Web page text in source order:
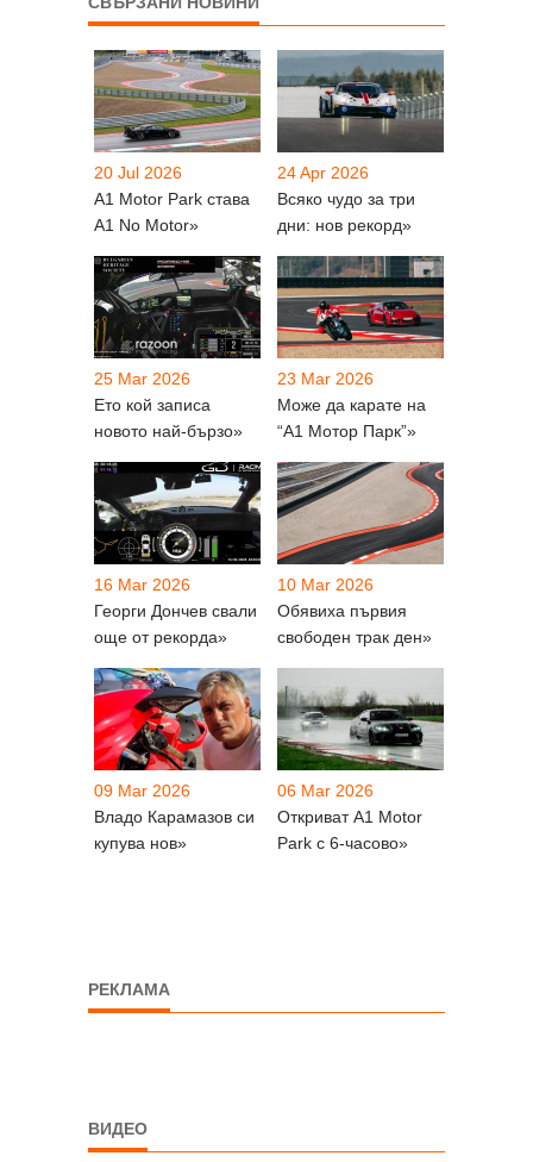
20 Jul 2026
A1 Motor Park става
A1 No Motor»
24 Apr 2026
Всяко чудо за три
дни: нов рекорд»
25 Mar 2026
Ето кой записа
новото най-бързо»
23 Mar 2026
Може да карате на
“А1 Мотор Парк”»
16 Mar 2026
Георги Дончев свали
още от рекорда»
10 Mar 2026
Обявиха първия
свободен трак ден»
09 Mar 2026
Владо Карамазов си
купува нов»
06 Mar 2026
Откриват A1 Motor
Park с 6-часово»
РЕКЛАМА
ВИДЕО